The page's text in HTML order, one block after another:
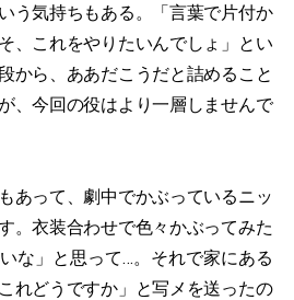
う気持ちもある。「言葉で片付か
、これをやりたいんでしょ」とい
から、ああだこうだと詰めること
、今回の役はより一層しませんで
あって、劇中でかぶっているニッ
。衣装合わせで色々かぶってみた
な」と思って…。それで家にある
れどうですか」と写メを送ったの